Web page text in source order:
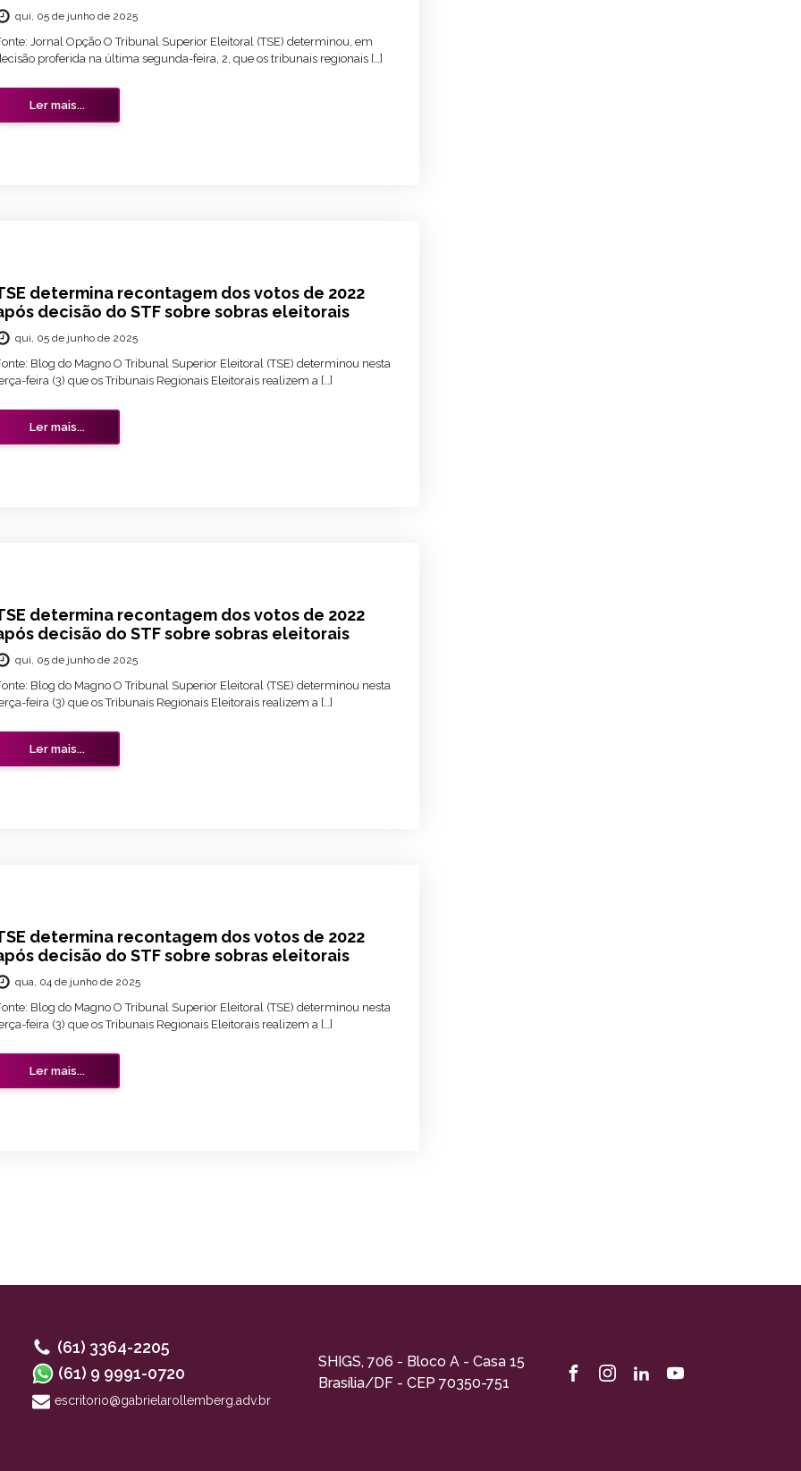
qui, 05 de junho de 2025
Jornal Opção O Tribunal Superior Eleitoral (TSE) determinou, em
proferida na última segunda-feira, 2, que os tribunais regionais […]
Ler mais...
determina recontagem dos votos de 2022
decisão do STF sobre sobras eleitorais
qui, 05 de junho de 2025
Blog do Magno O Tribunal Superior Eleitoral (TSE) determinou nesta
feira (3) que os Tribunais Regionais Eleitorais realizem a […]
Ler mais...
determina recontagem dos votos de 2022
decisão do STF sobre sobras eleitorais
qui, 05 de junho de 2025
Blog do Magno O Tribunal Superior Eleitoral (TSE) determinou nesta
feira (3) que os Tribunais Regionais Eleitorais realizem a […]
Ler mais...
determina recontagem dos votos de 2022
decisão do STF sobre sobras eleitorais
qua, 04 de junho de 2025
Blog do Magno O Tribunal Superior Eleitoral (TSE) determinou nesta
feira (3) que os Tribunais Regionais Eleitorais realizem a […]
Ler mais...
(61) 3364-2205
(61) 9 9991-0720
escritorio@gabrielarollemberg.adv.br
SHIGS, 706 - Bloco A - Casa 15
Brasília/DF - CEP 70350-751